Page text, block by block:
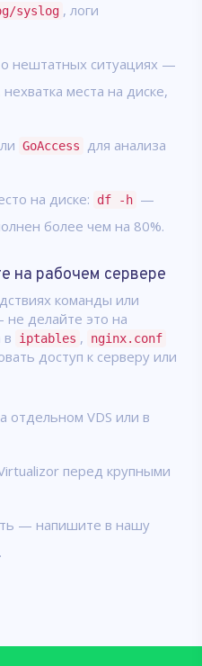
syslog , логи
нештатных ситуациях —
места на диске,
GoAccess
для анализа
на диске:
df -h —
более чем на 80%.
на рабочем сервере
команды или
делайте это на
iptables , nginx.conf
доступ к серверу или
отдельном VDS или в
перед крупными
— напишите в нашу